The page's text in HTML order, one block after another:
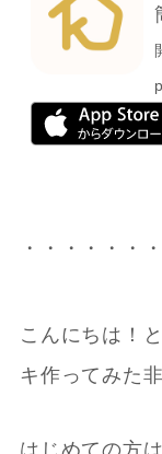
・・・・・・
こんにちは！
キ作ってみた
はじめての方